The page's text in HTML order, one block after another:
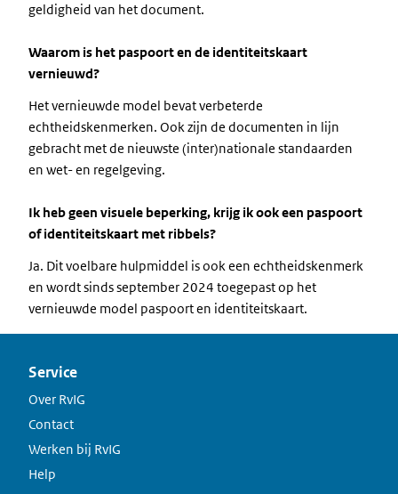
geldigheid van het document.
Waarom is het paspoort en de identiteitskaart
vernieuwd?
Het vernieuwde model bevat verbeterde
echtheidskenmerken. Ook zijn de documenten in lijn
gebracht met de nieuwste (inter)nationale standaarden
en wet- en regelgeving.
Ik heb geen visuele beperking, krijg ik ook een paspoort
of identiteitskaart met ribbels?
Ja. Dit voelbare hulpmiddel is ook een echtheidskenmerk
en wordt sinds september 2024 toegepast op het
vernieuwde model paspoort en identiteitskaart.
Service
Over RvIG
Contact
Werken bij RvIG
Help